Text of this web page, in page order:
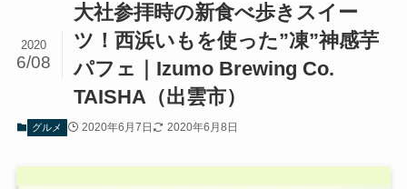
大社参拝時の新食べ歩きスイー
ツ！西浜いもを使った”凍”神感芋
パフェ｜Izumo Brewing Co.
TAISHA（出雲市）
2020
6/08
グルメ 2020年6月7日 2020年6月8日